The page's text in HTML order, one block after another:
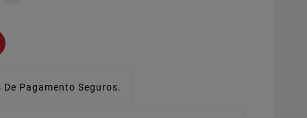
De Pagamento Seguros.